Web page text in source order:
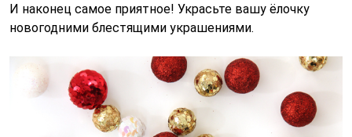
И наконец самое приятное! Украсьте вашу ёлочку
новогодними блестящими украшениями.